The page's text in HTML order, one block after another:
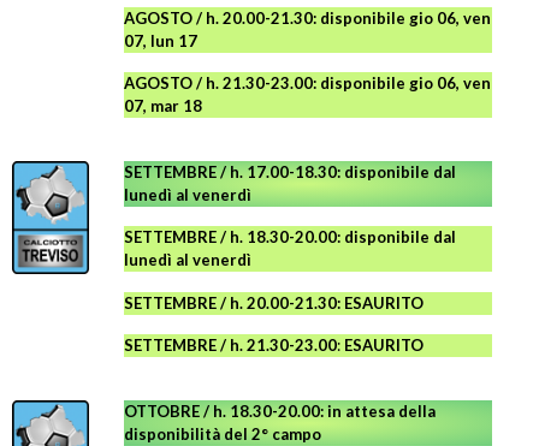
AGOSTO / h. 20.00-21.30: disponibile gio 06, ven
07, lun 17
AGOSTO/ h. 21.30-23.00: disponibile gio 06, ven
07, mar 18
SETTEMBRE / h. 17.00-18.30: disponibile dal
lunedì al venerdì
SETTEMBRE / h. 18.30-20.00: disponibile dal
lunedì al venerdì
SETTEMBRE / h. 20.00-21.30: ESAURITO
SETTEMBRE / h. 21.30-23.00: ESAURITO
OTTOBRE / h. 18.30-20.00:in attesa della
disponibilità del 2° campo